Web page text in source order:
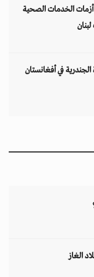
الخدمات الصحية
في أفغانستان
الغاز